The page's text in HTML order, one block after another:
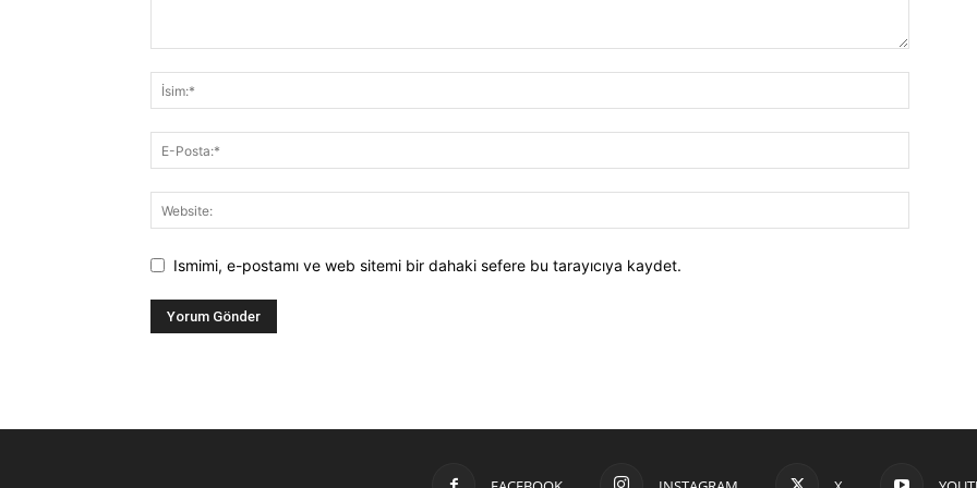
Ismimi, e-postamı ve web sitemi bir dahaki sefere bu tarayıcıya kaydet.